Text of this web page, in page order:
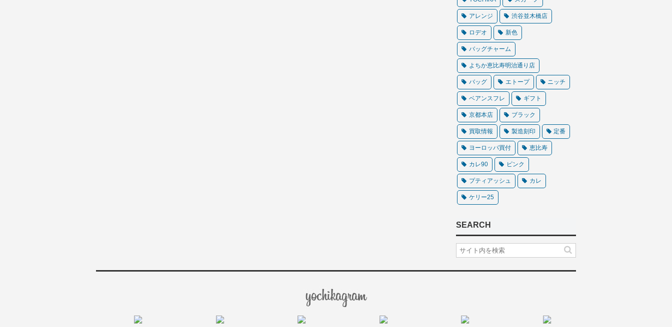
アレンジ 渋谷並木橋店
ロデオ 新色
バッグチャーム
よちか恵比寿明治通り店
バッグ エトープ ニッチ
ベアンスフレ ギフト
京都本店 ブラック
買取情報 製造刻印 定番
ヨーロッパ買付 恵比寿
カレ90 ピンク
プティアッシュ カレ
ケリー25
SEARCH